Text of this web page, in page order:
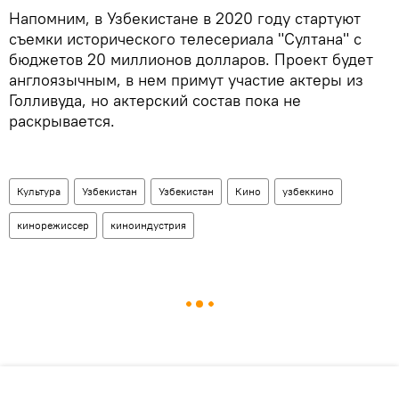
Напомним, в Узбекистане в 2020 году стартуют
съемки исторического телесериала "Султана" с
бюджетов 20 миллионов долларов. Проект будет
англоязычным, в нем примут участие актеры из
Голливуда, но актерский состав пока не
раскрывается.
Культура Узбекистан Узбекистан Кино узбеккино
кинорежиссер киноиндустрия